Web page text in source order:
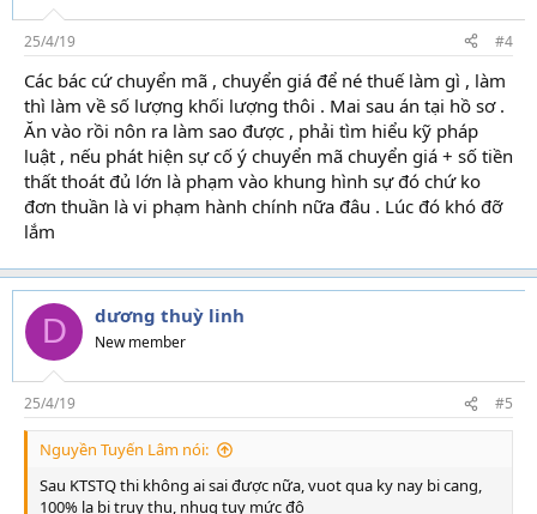
25/4/19 #4
Các bác cứ chuyển mã , chuyển giá để né thuế làm gì , làm
thì làm về số lượng khối lượng thôi . Mai sau án tại hồ sơ .
Ăn vào rồi nôn ra làm sao được , phải tìm hiểu kỹ pháp
luật , nếu phát hiện sự cố ý chuyển mã chuyển giá + số tiền
thất thoát đủ lớn là phạm vào khung hình sự đó chứ ko
đơn thuần là vi phạm hành chính nữa đâu . Lúc đó khó đỡ
lắm
D dương thuỳ linh
New member
25/4/19 #5
Nguyền Tuyến Lâm nói:
Sau KTSTQ thi không ai sai được nữa, vuot qua ky nay bi cang,
100% la bi truy thu, nhug tuy mức độ